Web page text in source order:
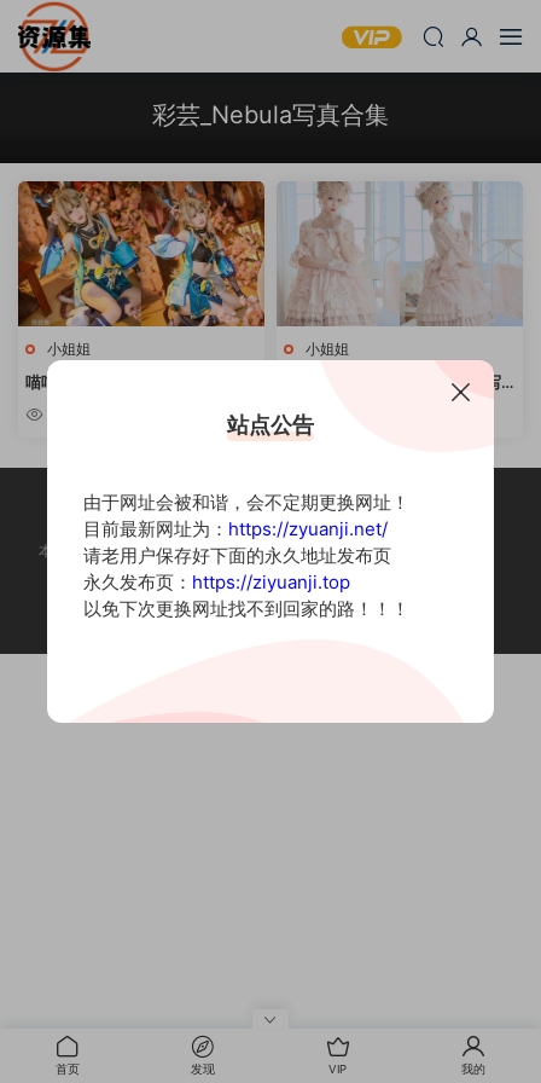
彩芸_Nebula写真合集
小姐姐
喵喵的喵吖 – COSPLAY写真合集
[持续更新]
小姐姐
彩芸_Nebula – 甜美可爱妹子写
6.13k
本站为摄影写真图片网站，内容来自网络收集整理，仅作个人学习使用。
如有违法内容请联系删除
Copyright © 2022 资源集
首页 发现 VIP 我的
站点公告
由于网址会被和谐，会不定期更换网址！
目前最新网址为： https://zyuanji.net/
请老用户保存好下面的永久地址发布页
永久发布页： https://ziyuanji.top
以免下次更换网址找不到回家的路！！！